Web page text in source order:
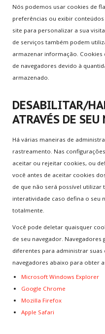
Nós podemos usar cookies de
preferências ou exibir
site para personalizar a sua
de serviços também podem
armazenar informação. Cookies
de navegadores devido à
armazenado.
DESABILITAR/
ATRAVÉS DE SEU
Há várias maneiras de
rastreamento. Nas
aceitar ou rejeitar cookies, ou
você antes de aceitar cookies
de que não será possível utilizar
interatividade caso defina o seu
totalmente.
Você pode deletar quaisquer
de seu navegador.
diferentes para administrar suas
navegadores abaixo para obter
Microsoft Windows Explorer
Google Chrome
Mozilla Firefox
Apple Safari